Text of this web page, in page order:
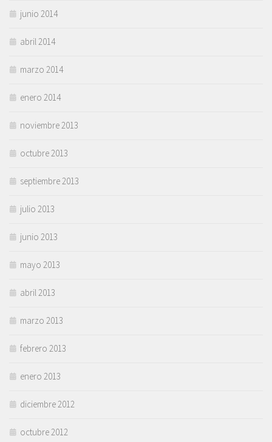
junio 2014
abril 2014
marzo 2014
enero 2014
noviembre 2013
octubre 2013
septiembre 2013
julio 2013
junio 2013
mayo 2013
abril 2013
marzo 2013
febrero 2013
enero 2013
diciembre 2012
octubre 2012